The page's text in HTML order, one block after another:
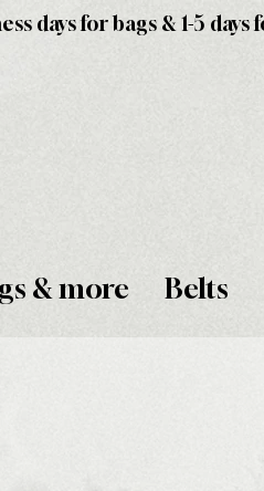
days for bags & 1-5
& more Belts